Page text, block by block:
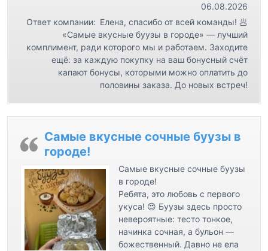
06.08.2026
Ответ компании: Елена, спасибо от всей команды! 🥟
«Самые вкусные буузы в городе» — лучший
комплимент, ради которого мы и работаем. Заходите
ещё: за каждую покупку на ваш бонусный счёт
капают бонусы, которыми можно оплатить до
половины заказа. До новых встреч!
Самые вкусные сочные буузы в
городе!
Самые вкусные сочные буузы
в городе!
Ребята, это любовь с первого
укуса! 😍 Буузы здесь просто
невероятные: тесто тонкое,
начинка сочная, а бульон —
божественный. Давно не ела